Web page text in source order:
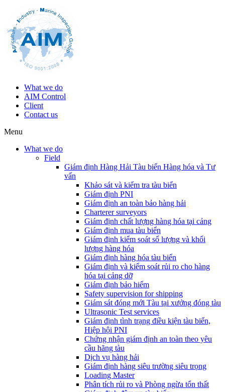
What we do
AIM Control
Client
Contact us
Menu
What we do
Field
Giám định Hàng Hải Tàu biển Hàng hóa và Tư
vấn
Khảo sát và kiểm tra tàu biển
Giám định PNI
Giám định an toàn bảo hàng hải
Charterer surveyors
Giám định chất lượng hàng hóa tại cảng
​Giám định mua tàu biển
Giám định kiểm soát số lượng và khối
lượng hàng hóa
Giám định hàng hóa tàu biển
Giám định và kiểm soát rủi ro cho hàng
hóa tại cảng dỡ
Giám định bảo hiểm
Safety supervision for shipping
Giám sát đóng mới Tàu tại xưởng đóng tàu
Ultrasonic Test services
Giám định tình trạng điều kiện tàu biển,
Hiệp hội PNI
Chứng nhận giám định an toàn theo yêu
cầu hãng tàu
Dịch vụ hàng hải
Giám định hàng siêu trường siêu trọng
Loading Master
Phân tích rủi ro và Phòng ngừa tổn thất